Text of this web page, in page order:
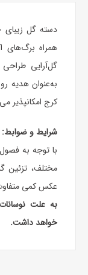
دسته گل زیبای
همراه برگ‌های
گل‌آرایی
به‌عنوان هدیه
کرج امکانپذیر
شرایط و ضوابط:
با توجه به
مختلف،
عکس کمی
به علت
خواهد داشت.